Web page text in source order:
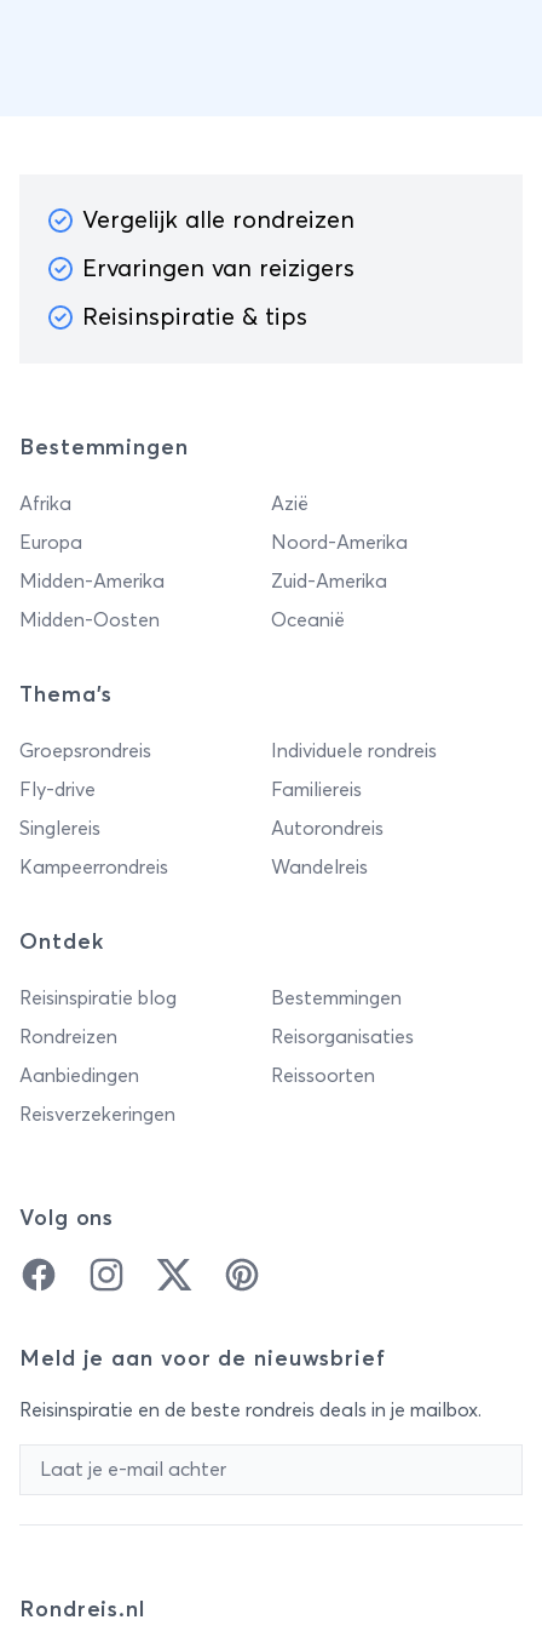
Vergelijk alle rondreizen
Ervaringen van reizigers
Reisinspiratie & tips
Bestemmingen
Afrika
Azië
Europa
Noord-Amerika
Midden-Amerika
Zuid-Amerika
Midden-Oosten
Oceanië
Thema's
Groepsrondreis
Individuele rondreis
Fly-drive
Familiereis
Singlereis
Autorondreis
Kampeerrondreis
Wandelreis
Ontdek
Reisinspiratie blog
Bestemmingen
Rondreizen
Reisorganisaties
Aanbiedingen
Reissoorten
Reisverzekeringen
Volg ons
FacebookInstagramTwitter Pinterest
Meld je aan voor de nieuwsbrief
Reisinspiratie en de beste rondreis deals in je mailbox.
Rondreis.nl